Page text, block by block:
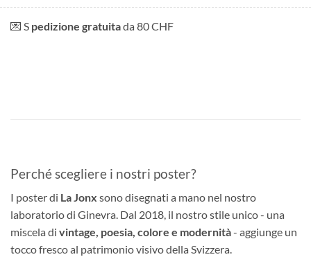
💌 S pedizione gratuitada 80 CHF
Perché scegliere i nostri poster?
I poster di La Jonx sono disegnati a mano nel nostro
laboratorio di Ginevra. Dal 2018, il nostro stile unico - una
miscela di vintage, poesia, colore e modernità- aggiunge un
tocco fresco al patrimonio visivo della Svizzera.